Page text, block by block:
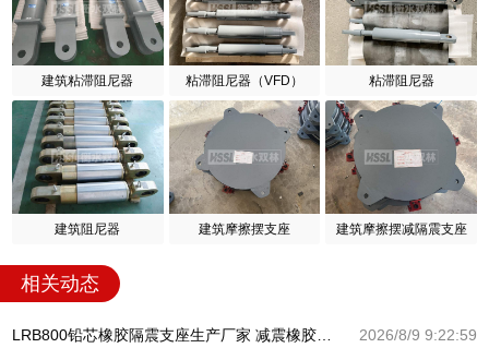
建筑粘滞阻尼器 粘滞阻尼器（VFD） 粘滞阻尼器
建筑阻尼器 建筑摩擦摆支座 建筑摩擦摆减隔震支座
相关动态
2026/8/9 9:22:59